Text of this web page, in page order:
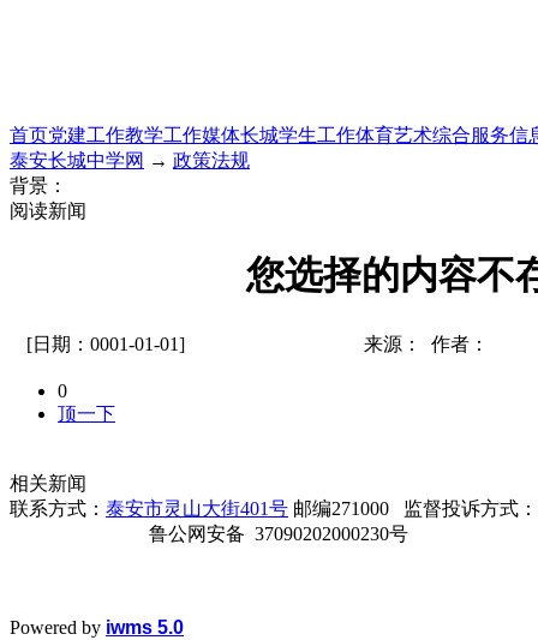
首页党建工作教学工作媒体长城学生工作体育艺术综合服务信
泰安长城中学网 → 政策法规
背景：
阅读新闻
您选择的内容不
[日期：0001-01-01] 来源： 作者：
0
顶一下
相关新闻
联系方式： 泰安市灵山大街401号 邮编271000 监督投诉方式：
鲁公网安备 37090202000230号
Powered by iwms 5.0